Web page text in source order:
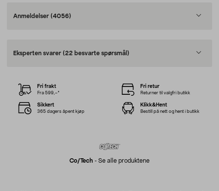
Anmeldelser (4056)
Eksperten svarer (22 besvarte spørsmål)
Co/tech - Se alle produktene
Fri frakt
Fra 599,–*
Fri retur
Returner til valgfri butikk
Sikkert
365 dagers åpent kjøp
Klikk&Hent
Bestill på nett og hent i butikk